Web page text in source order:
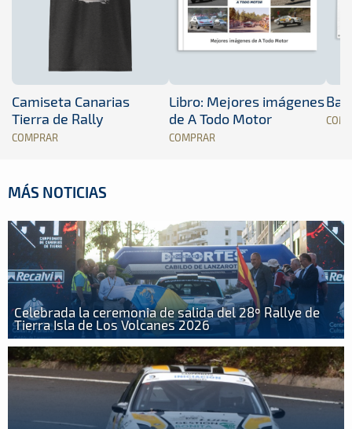
Camiseta Canarias
Tierra de Rally
COMPRAR
Libro: Mejores imágenes
de A Todo Motor
COMPRAR
MÁS NOTICIAS
Celebrada la ceremonia de salida del 28º Rallye de
Tierra Isla de Los Volcanes 2026